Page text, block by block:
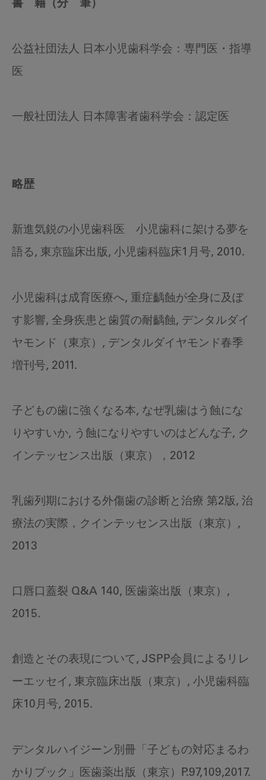
書 籍（分 筆）
公益社団法人 日本小児歯科学会：専門医・指導
医
一般社団法人 日本障害者歯科学会：認定医
略歴
新進気鋭の小児歯科医 小児歯科に架ける夢を
語る, 東京臨床出版, 小児歯科臨床1月号, 2010.
小児歯科は成育医療へ, 重症齲蝕が全身に及ぼ
す影響, 全身疾患と歯質の耐齲蝕, デンタルダイ
ヤモンド（東京）, デンタルダイヤモンド春季
増刊号, 2011.
子どもの歯に強くなる本, なぜ乳歯はう蝕にな
りやすいか, う蝕になりやすいのはどんな子, ク
インテッセンス出版（東京），2012
乳歯列期における外傷歯の診断と治療 第2版, 治
療法の実際，クインテッセンス出版（東京）,
2013
口唇口蓋裂 Q&A 140, 医歯薬出版（東京）,
2015.
創造とその表現について, JSPP会員によるリレ
ーエッセイ, 東京臨床出版（東京）, 小児歯科臨
床10月号, 2015.
デンタルハイジーン別冊「子どもの対応まるわ
かりブック」医歯薬出版（東京）P.97,109,2017.